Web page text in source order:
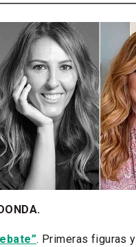
. Primeras figuras y